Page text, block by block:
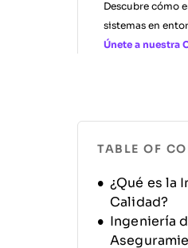
Descubre cómo
sistemas en
Únete a nuestra
TABLE OF
¿Qué es la
Calidad?
Ingeniería